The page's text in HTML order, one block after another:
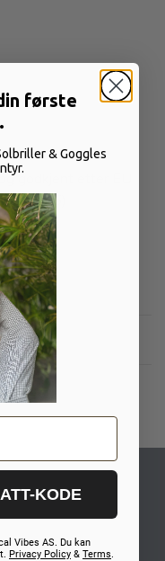
godkjent etter EU
AS
første
& Goggles
KODE
Vibes AS. Du kan
Privacy Policy & Terms